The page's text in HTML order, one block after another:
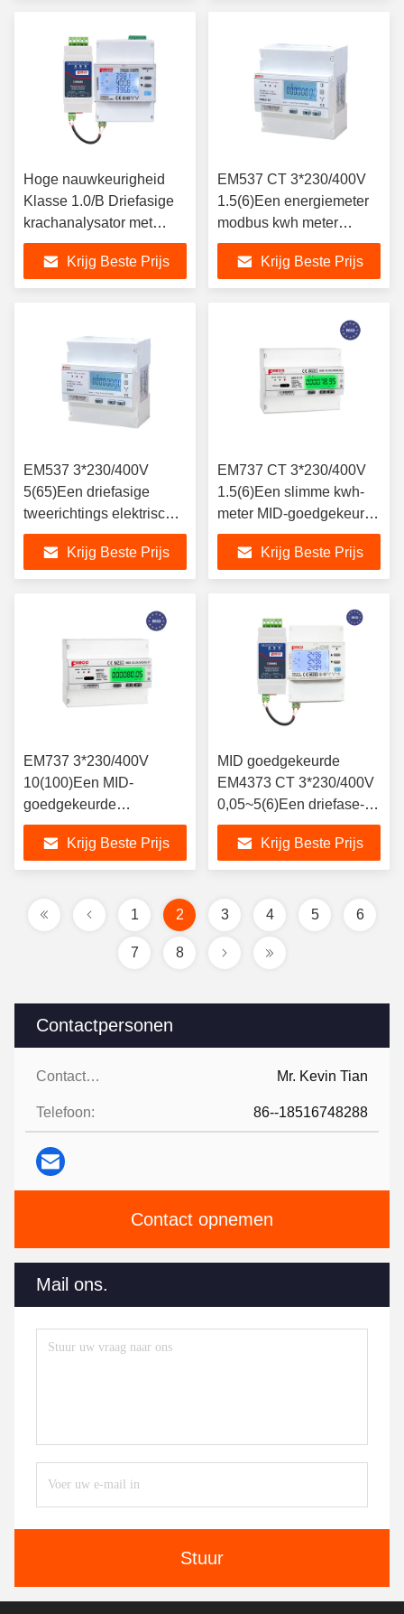
Contactpersonen
Contactpersonen: Mr. Kevin Tian
Telefoon: 86--18516748288
Contact opnemen
Mail ons.
Stuur
Hoge nauwkeurigheid
Klasse 1.0/B Driefasige
krachanalysator met
Rogowski spoelmeter
EM4374Krijg Beste Prijs
EM537 CT 3*230/400V
1.5(6)Een energiemeter
modbus kwh meter
modbus vermogen meter
Krijg Beste Prijs
EM537 3*230/400V
5(65)Een driefasige
tweerichtings elektrische
energiemeter
Krijg Beste Prijs
EM737 CT 3*230/400V
1.5(6)Een slimme kwh-
meter MID-goedgekeurde
tweerichtings modbus-
energie-smartmeter
Krijg Beste Prijs
EM737 3*230/400V
10(100)Een MID-
goedgekeurde
tweerichtings modbus-
smartenergiemeter
Krijg Beste Prijs
MID goedgekeurde
EM4373 CT 3*230/400V
0,05~5(6)Een driefase-
kwaliteitsanalysator
Krijg Beste Prijs
1 2 3 4 5 6
7 8